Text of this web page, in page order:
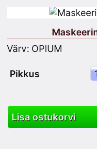
Facebooki
Värv: OPIUM
Pikkus
Lisa ostukorvi